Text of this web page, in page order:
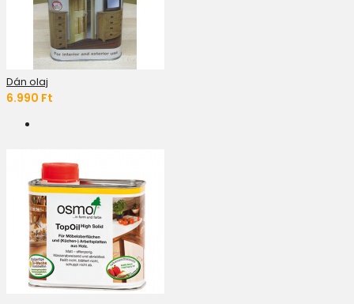
Dán olaj
6.990 Ft